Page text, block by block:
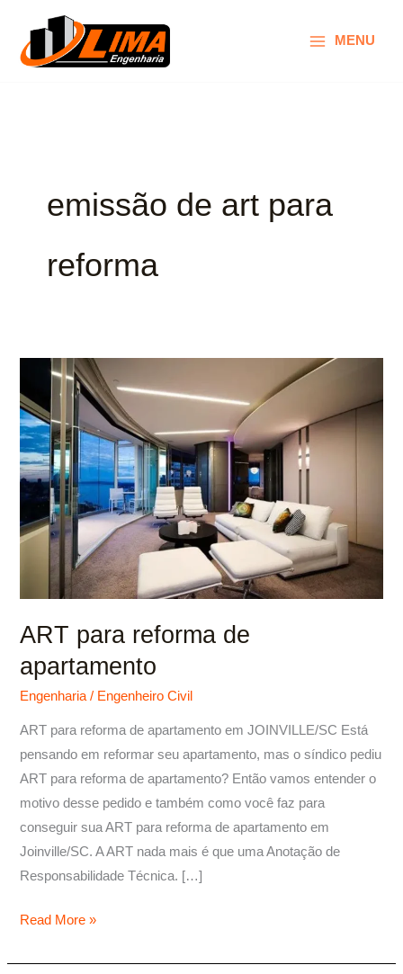
MENU
emissão de art para
reforma
ART para reforma de
apartamento
Engenharia / Engenheiro Civil
ART para reforma de apartamento em JOINVILLE/SC Está
pensando em reformar seu apartamento, mas o síndico pediu
ART para reforma de apartamento? Então vamos entender o
motivo desse pedido e também como você faz para
conseguir sua ART para reforma de apartamento em
Joinville/SC. A ART nada mais é que uma Anotação de
Responsabilidade Técnica. […]
para
reforma
de
apartamento
Read More »